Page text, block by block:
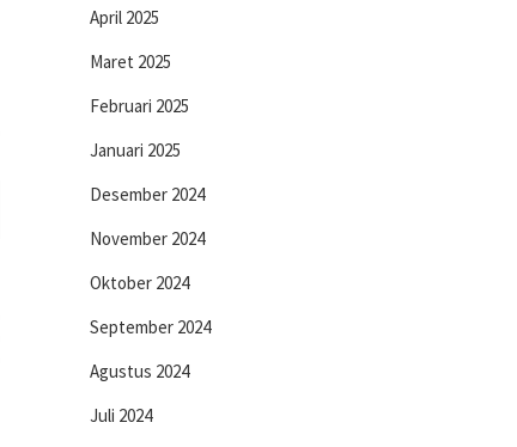
April 2025
Maret 2025
Februari 2025
Januari 2025
Desember 2024
November 2024
Oktober 2024
September 2024
Agustus 2024
Juli 2024